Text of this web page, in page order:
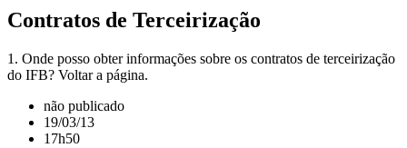
Contratos de Terceirização
1. Onde posso obter informações sobre os contratos de terceirização
do IFB? Voltar a página.
não publicado
19/03/13
17h50